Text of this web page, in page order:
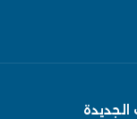
الجديدة